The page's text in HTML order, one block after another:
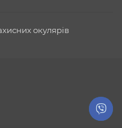
окулярів